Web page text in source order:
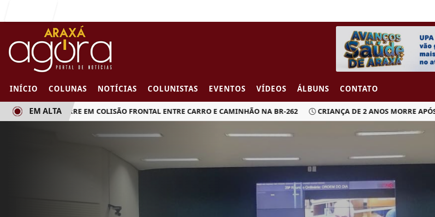
INÍCIO COLUNAS NOTÍCIAS COLUNISTAS EVENTOS VÍDEOS ÁLBUNS CONTATO
MULHER MORRE EM COLISÃO FRONTAL ENTRE CARRO E CAMINHÃO NA BR-262 CRIANÇA DE 2 ANOS MORRE APÓS
EM ALTA